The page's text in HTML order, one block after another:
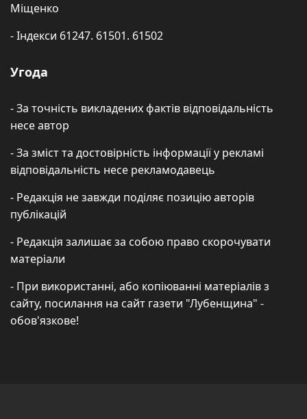
Міщенко
- Індекси 61247. 61501. 61502
Угода
- За точність викладених фактів відповідальність
несе автор
- За зміст та достовірність інформації у рекламі
відповідальність несе рекламодавець
- Редакція не завжди поділяє позицію авторів
публікацій
- Редакція залишає за собою право скорочувати
матеріали
- При використанні, або копіюванні матеріалів з
сайту, посилання на сайт газети "Лубенщина" -
обов'язкове!